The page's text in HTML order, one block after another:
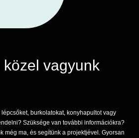
közel vagyunk
burkolatokat, konyhapultot vagy
Szüksége van további információkra?
még ma, és segítünk a projektjével. Gyorsan